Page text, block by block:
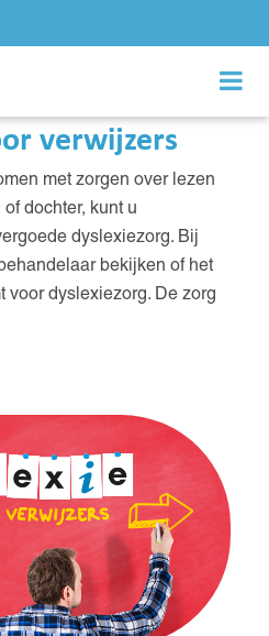
verwijzers
met zorgen over lezen
dochter, kunt u
dyslexiezorg. Bij
bekijken of het
voor dyslexiezorg. De zorg